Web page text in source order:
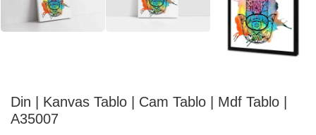
Din | Kanvas Tablo | Cam Tablo | Mdf Tablo |
A35007